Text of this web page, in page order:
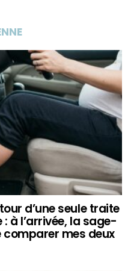
d’une seule traite
à l’arrivée, la sage-
comparer mes deux